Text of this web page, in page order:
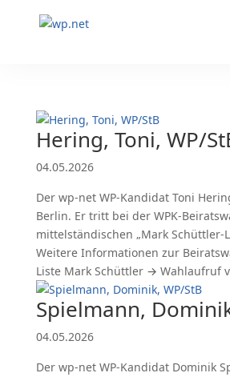
Hering, Toni, WP/
04.05.2026
Der wp-net WP-Kandidat Toni
Berlin. Er tritt bei der WPK-
mittelständischen „Mark Schüttler-
Weitere Informationen zur
Liste Mark Schüttler → Wahlaufruf
Spielmann,
04.05.2026
Der wp-net WP-Kandidat Dominik